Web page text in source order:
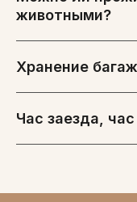
животными?
Хранение
Час заезда,